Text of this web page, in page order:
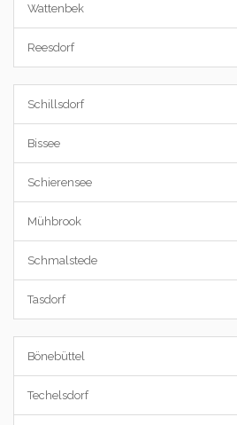
Wattenbek
Reesdorf
Schillsdorf
Bissee
Schierensee
Mühbrook
Schmalstede
Tasdorf
Bönebüttel
Techelsdorf